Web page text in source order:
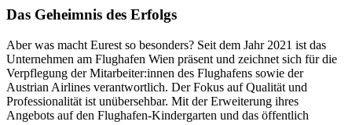
Das Geheimnis des Erfolgs
Aber was macht Eurest so besonders? Seit dem Jahr 2021 ist das
Unternehmen am Flughafen Wien präsent und zeichnet sich für die
Verpflegung der Mitarbeiter:innen des Flughafens sowie der
Austrian Airlines verantwortlich. Der Fokus auf Qualität und
Professionalität ist unübersehbar. Mit der Erweiterung ihres
Angebots auf den Flughafen-Kindergarten und das öffentlich